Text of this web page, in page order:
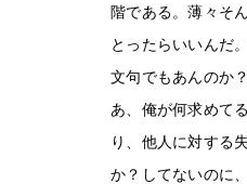
階である。薄々そ
とったらいいんだ
文句でもあんのか
あ、俺が何求めて
り、他人に対する
か？してないのに